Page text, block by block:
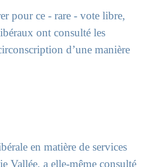
pour ce - rare - vote libre,
ont consulté les
d’une manière
en matière de services
Vallée, a elle-même consulté